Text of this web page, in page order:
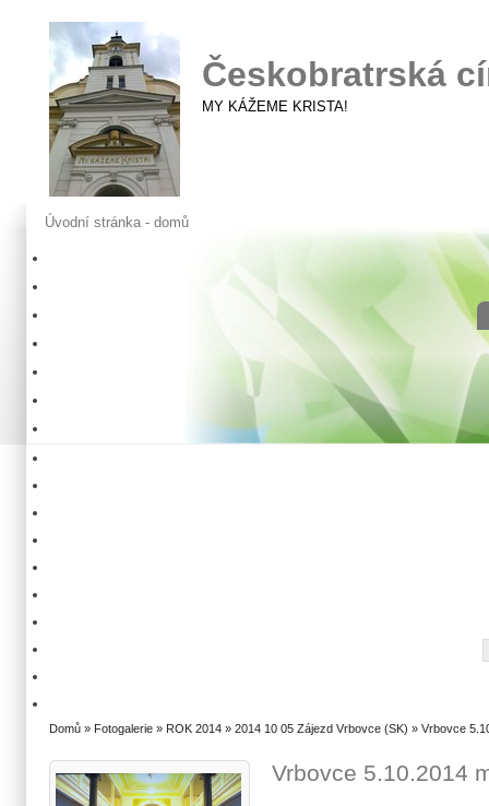
Českobratrská
MY KÁŽEME KRISTA!
Úvodní stránka - domů
Domů » Fotogalerie » ROK 2014 » 2014 10 05 Zájezd Vrbovce (SK) » Vrbovce
Vrbovce 5.10.2014